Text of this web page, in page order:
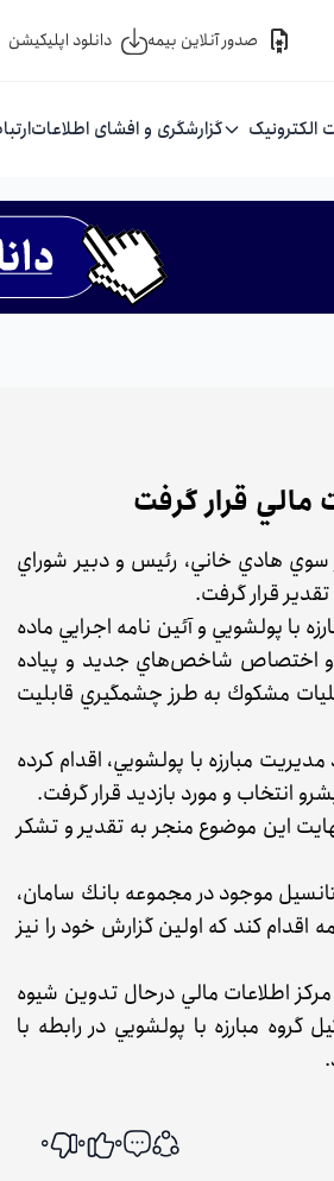
صدور آنلاین بیمه دانلود اپلیکیشن
الکترونیک گزارشگری و افشای اطلاعات
مالي قرار گرفت
سوي هادي خاني، رئيس و دبير شوراي
قرار گرفت.
با پولشويي و آئين نامه اجرايي ماده
و اختصاص شاخص‌هاي جديد و پياده
مشكوك به طرز چشمگيري قابليت
مبارزه با پولشويي، اقدام كرده
انتخاب و مورد بازديد قرار گرفت.
اين موضوع منجر به تقدير و تشكر
موجود در مجموعه بانك سامان،
كند كه اولين گزارش خود را نيز
اطلاعات مالي درحال تدوين شيوه
مبارزه با پولشويي در رابطه با
اشتراک گذاری
0
0
0